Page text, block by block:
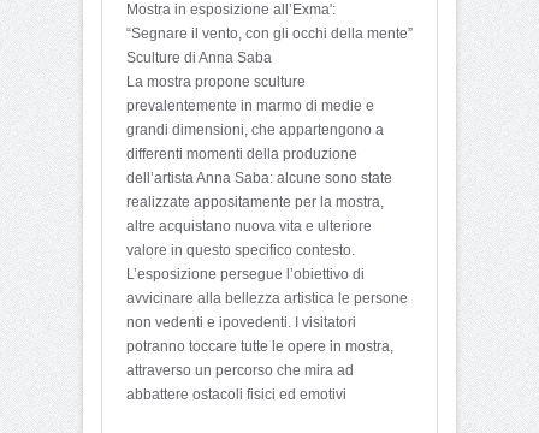
Mostra in esposizione all’Exma':
“Segnare il vento, con gli occhi della mente”
Sculture di Anna Saba
La mostra propone sculture
prevalentemente in marmo di medie e
grandi dimensioni, che appartengono a
differenti momenti della produzione
dell’artista Anna Saba: alcune sono state
realizzate appositamente per la mostra,
altre acquistano nuova vita e ulteriore
valore in questo specifico contesto.
L’esposizione persegue l’obiettivo di
avvicinare alla bellezza artistica le persone
non vedenti e ipovedenti. I visitatori
potranno toccare tutte le opere in mostra,
attraverso un percorso che mira ad
abbattere ostacoli fisici ed emotivi